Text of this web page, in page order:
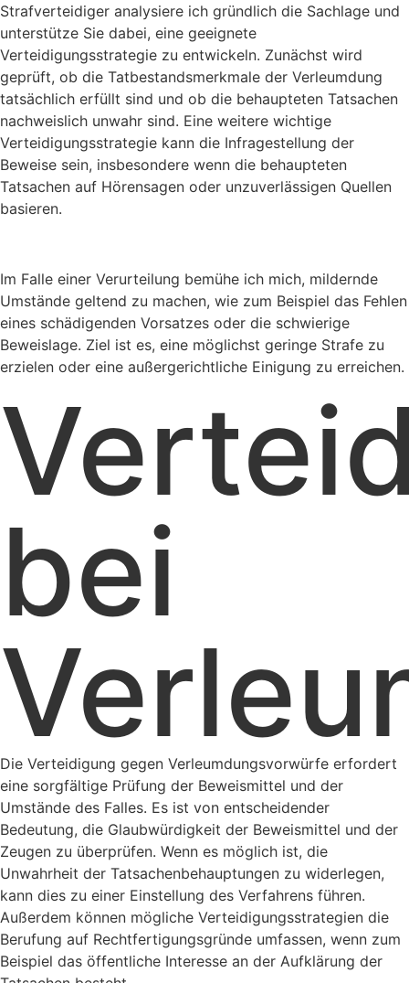
Strafverteidiger analysiere ich gründlich die Sachlage und
unterstütze Sie dabei, eine geeignete
Verteidigungsstrategie zu entwickeln. Zunächst wird
geprüft, ob die Tatbestandsmerkmale der Verleumdung
tatsächlich erfüllt sind und ob die behaupteten Tatsachen
nachweislich unwahr sind. Eine weitere wichtige
Verteidigungsstrategie kann die Infragestellung der
Beweise sein, insbesondere wenn die behaupteten
Tatsachen auf Hörensagen oder unzuverlässigen Quellen
basieren.
Im Falle einer Verurteilung bemühe ich mich, mildernde
Umstände geltend zu machen, wie zum Beispiel das Fehlen
eines schädigenden Vorsatzes oder die schwierige
Beweislage. Ziel ist es, eine möglichst geringe Strafe zu
erzielen oder eine außergerichtliche Einigung zu erreichen.
bei
Die Verteidigung gegen Verleumdungsvorwürfe erfordert
eine sorgfältige Prüfung der Beweismittel und der
Umstände des Falles. Es ist von entscheidender
Bedeutung, die Glaubwürdigkeit der Beweismittel und der
Zeugen zu überprüfen. Wenn es möglich ist, die
Unwahrheit der Tatsachenbehauptungen zu widerlegen,
kann dies zu einer Einstellung des Verfahrens führen.
Außerdem können mögliche Verteidigungsstrategien die
Berufung auf Rechtfertigungsgründe umfassen, wenn zum
Beispiel das öffentliche Interesse an der Aufklärung der